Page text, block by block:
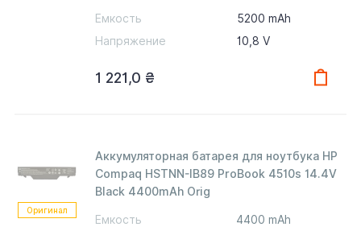
Емкость
5200 mAh
Напряжение
10,8 V
1 221,0 ₴
Оригинал
Аккумуляторная батарея для ноутбука HP
Compaq HSTNN-IB89 ProBook 4510s 14.4V
Black 4400mAh Orig
Емкость
4400 mAh